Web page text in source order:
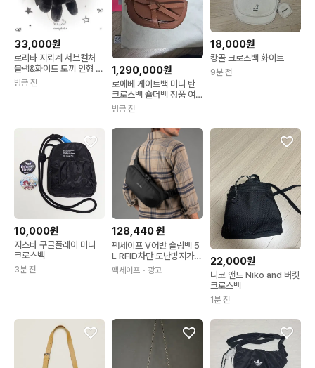
33,000원
로리타 지뢰계 서브컬처
블랙&화이트 토끼 인형 크
로스백(2컬러)
방금 전
1,290,000원
로에베 게이트백 미니 탄
크로스백 숄더백 정품 여
성 가방
방금 전
18,000원
캉골 크로스백 화이트
9분 전
10,000원
지스타 구글플레이 미니
크로스백
3분 전
128,440원
팩세이프 V어반 슬링백 5
L RFID차단 도난방지가방
메트로세이프 X어반
팩세이프 ・광고
22,000원
니코 앤드 Niko and 버킷
크로스백
1분 전